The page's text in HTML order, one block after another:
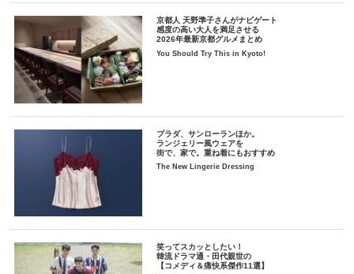
京都人 天野準子さんがナビゲート
感度の高い大人を満足させる
2026年最新京都グルメまとめ
You Should Try This in Kyoto!
プラダ、サンローランほか。
ランジェリー風ウェアを
街で、家で。重ね着にもおすすめ
The New Lingerie Dressing
笑ってスカッとしたい！
韓流ドラマ通・田代親世の
【コメディ＆痛快系傑作11選】